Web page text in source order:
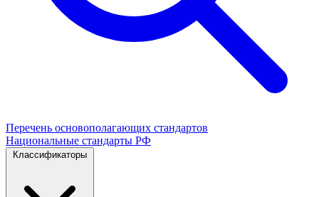
Перечень основополагающих стандартов
Национальные стандарты РФ
Классификаторы